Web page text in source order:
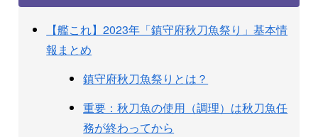
【艦これ】2023年「鎮守府秋刀魚祭り」基本情
報まとめ
鎮守府秋刀魚祭りとは？
重要：秋刀魚の使用（調理）は秋刀魚任
務が終わってから